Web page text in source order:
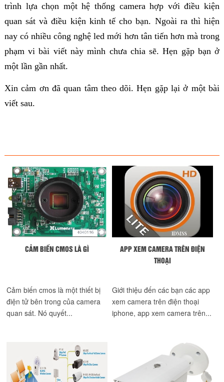
trình lựa chọn một hệ thống camera hợp với điều kiện
quan sát và điều kiện kinh tế cho bạn. Ngoài ra thì hiện
nay có nhiều công nghệ led mới hơn tân tiến hơn mà trong
phạm vi bài viết này mình chưa chia sẽ. Hẹn gặp bạn ở
một lần gần nhất.
Xin cảm ơn đã quan tâm theo dõi. Hẹn gặp lại ở một bài
viết sau.
CẢM BIẾN CMOS LÀ GÌ
Cảm biến cmos là một thiết bị
điện tử bên trong của camera
quan sát. Nó quyết...
APP XEM CAMERA TRÊN ĐIỆN
THOẠI
Giới thiệu đến các bạn các app
xem camera trên điện thoại
iphone, app xem camera trên...